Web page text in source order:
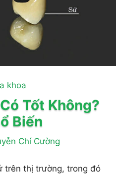
khoa
Tốt Không?
Biến
Chí Cường
trên thị trường, trong đó